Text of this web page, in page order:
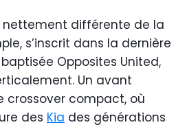
différente de la
s’inscrit dans la dernière
Opposites United,
Un avant
crossover compact, où
des Kia des générations